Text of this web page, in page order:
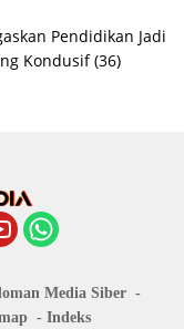
Pendidikan Jadi
Kondusif (36)
Media Siber
Indeks